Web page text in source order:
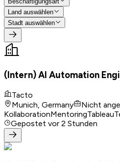
Land auswählen
Stadt auswählen
(Intern) AI Automation
Tacto
Munich, Germany
Nicht
KollaborationMentoringTableau
Gepostet vor 2 Stunden